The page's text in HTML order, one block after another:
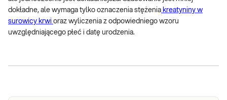
dokładne, ale wymaga tylko oznaczenia stężenia kreatyniny w
surowicy krwi oraz wyliczenia z odpowiedniego wzoru
uwzględniającego płeć i datę urodzenia.